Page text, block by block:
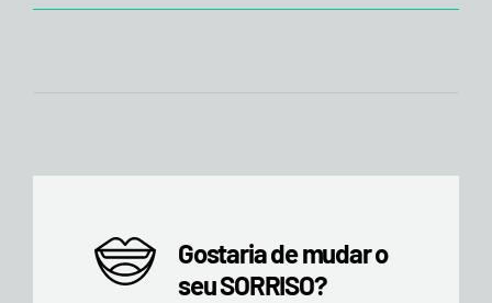
Gostaria de mudar o
seu SORRISO?